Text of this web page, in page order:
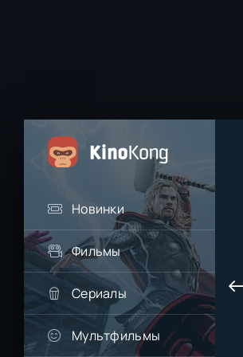
Новинки
Фильмы
Сериалы
Мультфильмы